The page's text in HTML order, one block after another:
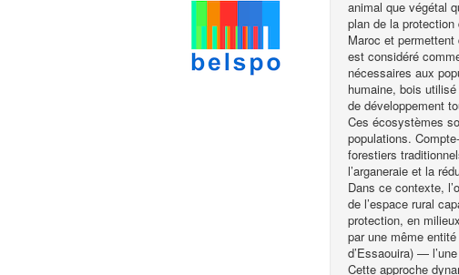
animal que végétal
plan de la protection
Maroc et permettent
est considéré
nécessaires aux
humaine, bois
de développement
Ces écosystèmes
populations.
forestiers
l’arganeraie et la
Dans ce contexte,
de l’espace rural
protection, en
par une même
d’Essaouira) —
Cette approche